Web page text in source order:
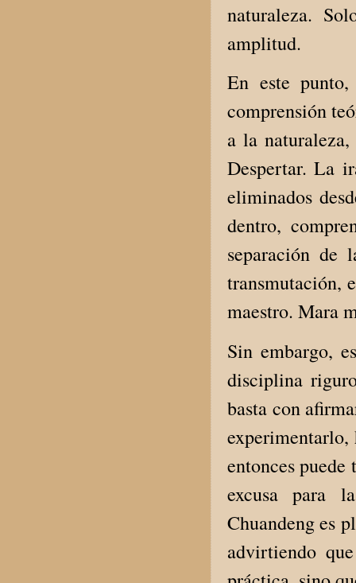
naturaleza.
amplitud.
En este
comprensión
a la
Despertar. La
eliminados
dentro,
separación
transmutación,
maestro. Mara
Sin embargo,
disciplina
basta con
entonces
excusa para
Chuandeng es
advirtiendo